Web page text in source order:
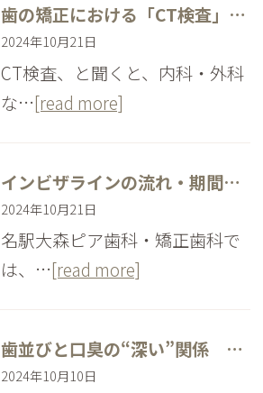
歯の矯正における「CT検査」の重要性
2024年10月21日
CT検査、と聞くと、内科・外科
な…[read more]
インビザラインの流れ・期間について
2024年10月21日
名駅大森ピア歯科・矯正歯科で
は、…[read more]
歯並びと口臭の“深い”関係 歯の矯正で口臭の改善にアプローチ
2024年10月10日